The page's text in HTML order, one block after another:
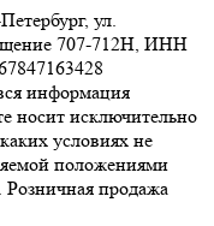
ул.
707-712Н, ИНН
информация
носит исключительно
условиях не
положениями
Розничная продажа